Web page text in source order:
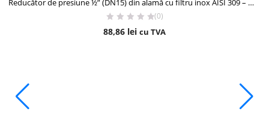
Reducător de presiune ½” (DN15) din alamă cu filtru inox AISI 309 – 16 bar, 85°C
(0)
88,86 lei cu TVA